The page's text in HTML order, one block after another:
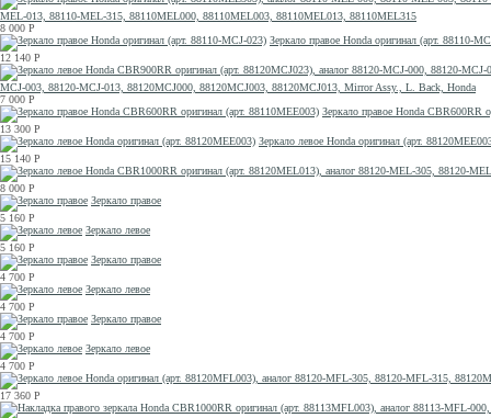
MEL-013, 88110-MEL-315, 88110MEL000, 88110MEL003, 88110MEL013, 88110MEL315
8 000 Р
Зеркало правое Honda оригинал (арт. 88110-
12 140 Р
MCJ-003, 88120-MCJ-013, 88120MCJ000, 88120MCJ003, 88120MCJ013, Mirror Assy., L. Back, Honda
7 000 Р
Зеркало правое Honda CBR600RR
13 300 Р
Зеркало левое Honda оригинал (арт.
15 140 Р
8 000 Р
Зеркало правое
5 160 Р
Зеркало левое
5 160 Р
Зеркало правое
4 700 Р
Зеркало левое
4 700 Р
Зеркало правое
4 700 Р
Зеркало левое
4 700 Р
17 360 Р